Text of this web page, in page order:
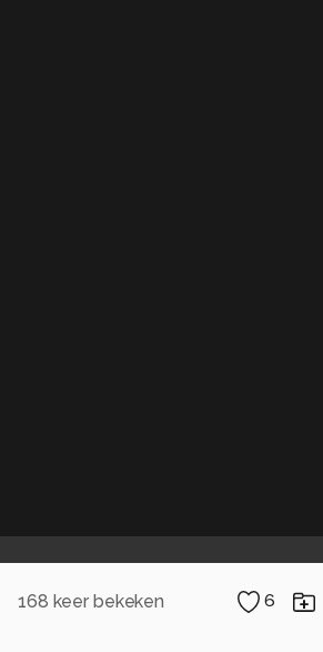
168 keer bekeken 6